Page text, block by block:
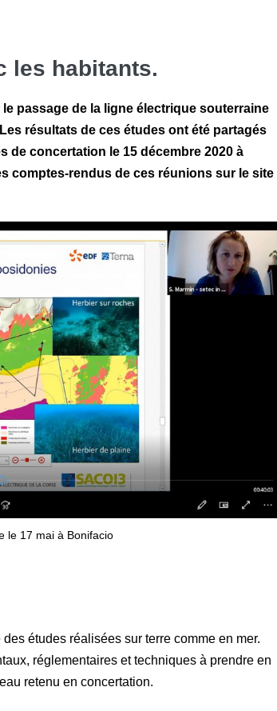
les habitants.
passage de la ligne électrique souterraine
résultats de ces études ont été partagés
de concertation le 15 décembre 2020 à
comptes-rendus de ces réunions sur le site
le 17 mai à Bonifacio
études réalisées sur terre comme en mer.
réglementaires et techniques à prendre en
retenu en concertation.